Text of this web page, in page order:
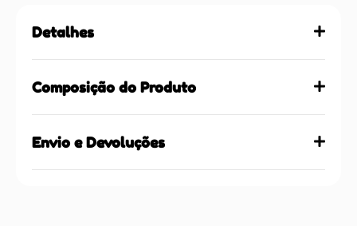
Detalhes
Composição do Produto
Envio e Devoluções